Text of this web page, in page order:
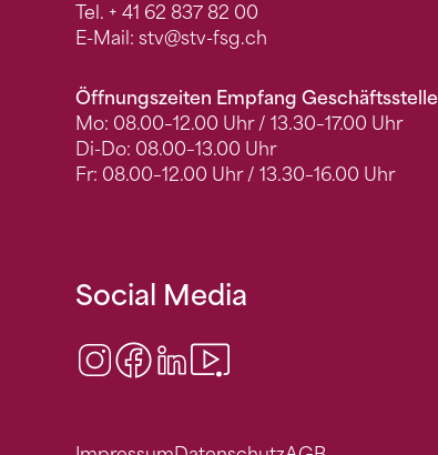
Tel. + 41 62 837 82 00
E-Mail: stv@stv-fsg.ch
Öffnungszeiten Empfang Geschäftsstelle
Mo: 08.00–12.00 Uhr / 13.30–17.00 Uhr
Di-Do: 08.00–13.00 Uhr
Fr: 08.00–12.00 Uhr / 13.30–16.00 Uhr
Social Media
Instagram
Facebook
LinkedIn